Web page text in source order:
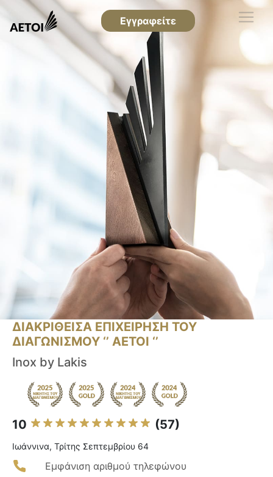
Εγγραφείτε
ΔΙΑΚΡΙΘΕΙΣΑ ΕΠΙΧΕΙΡΗΣΗ ΤΟΥ
ΔΙΑΓΩΝΙΣΜΟΥ ‘’ ΑΕΤΟΙ ‘’
Inox by Lakis
10 (57)
Ιωάννινα, Τρίτης Σεπτεμβρίου 64
Εμφάνιση αριθμού τηλεφώνου